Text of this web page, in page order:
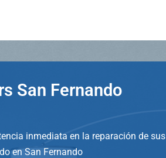
San Fernando
inmediata en la reparación de sus
en San Fernando